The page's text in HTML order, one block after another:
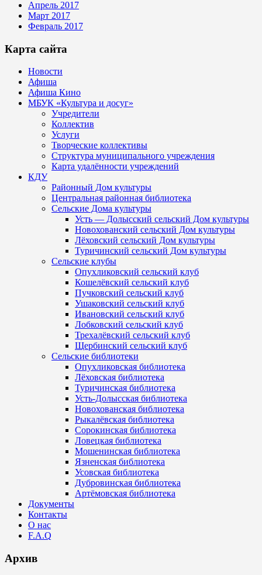
Апрель 2017
Март 2017
Февраль 2017
Карта сайта
Новости
Афиша
Афиша Кино
МБУК «Культура и досуг»
Учредители
Коллектив
Услуги
Творческие коллективы
Структура муниципального учреждения
Карта удалённости учреждений
КДУ
Районный Дом культуры
Центральная районная библиотека
Сельские Дома культуры
Усть — Долысский сельский Дом культуры
Новохованский сельский Дом культуры
Лёховский сельский Дом культуры
Туричинский сельский Дом культуры
Сельские клубы
Опухликовский сельский клуб
Кошелёвский сельский клуб
Пучковский сельский клуб
Ушаковский сельский клуб
Ивановский сельский клуб
Лобковский сельский клуб
Трехалёвский сельский клуб
Щербинский сельский клуб
Сельские библиотеки
Опухликовская библиотека
Лёховская библиотека
Туричинская библиотека
Усть-Долысская библиотека
Новохованская библиотека
Рыкалёвская библиотека
Сорокинская библиотека
Ловецкая библиотека
Мошенинская библиотека
Язненская библиотека
Усовская библиотека
Дубровинская библиотека
Артёмовская библиотека
Документы
Контакты
О нас
F.A.Q
Архив